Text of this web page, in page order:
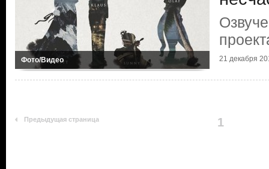
Фото/Видео 21 декабря
Предыдущая страница 1